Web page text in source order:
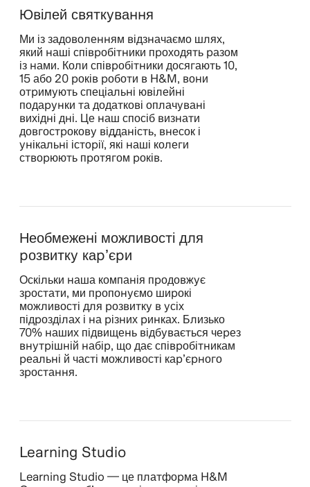
Ювілей святкування
Ми із задоволенням відзначаємо шлях,
який наші співробітники проходять разом
із нами. Коли співробітники досягають 10,
15 або 20 років роботи в H&M, вони
отримують спеціальні ювілейні
подарунки та додаткові оплачувані
вихідні дні. Це наш спосіб визнати
довгострокову відданість, внесок і
унікальні історії, які наші колеги
створюють протягом років.
Необмежені можливості для
розвитку кар’єри
Оскільки наша компанія продовжує
зростати, ми пропонуємо широкі
можливості для розвитку в усіх
підрозділах і на різних ринках. Близько
70% наших підвищень відбувається через
внутрішній набір, що дає співробітникам
реальні й часті можливості кар’єрного
зростання.
Learning Studio
Learning Studio — це платформа H&M